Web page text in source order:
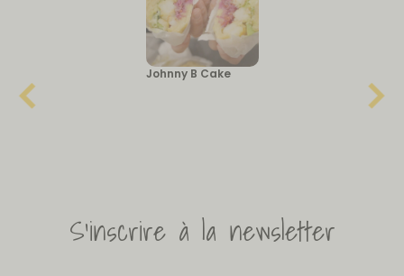
Johnny B Cake
S'inscrire à la newsletter